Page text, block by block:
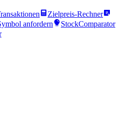
Zielpreis-Rechner
anfordern
StockComparator